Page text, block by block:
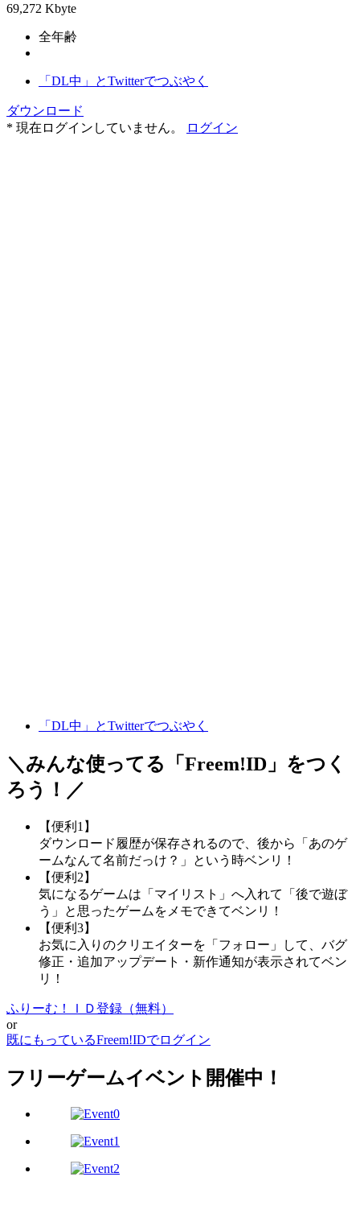
69,272 Kbyte
全年齢
「DL中」とTwitterでつぶやく
ダウンロード
* 現在ログインしていません。
ログイン
「DL中」とTwitterでつぶやく
＼みんな使ってる「 Freem!ID 」をつく
ろう！／
【便利1】
ダウンロード履歴が保存されるので、後から「あのゲ
ームなんて名前だっけ？」という時ベンリ！
【便利2】
気になるゲームは「マイリスト」へ入れて「後で遊ぼ
う」と思ったゲームをメモできてベンリ！
【便利3】
お気に入りのクリエイターを「フォロー」して、バグ
修正・追加アップデート・新作通知が表示されてベン
リ！
ふりーむ！ＩＤ登録（無料）
or
既にもっているFreem!IDでログイン
フリーゲームイベント開催中！